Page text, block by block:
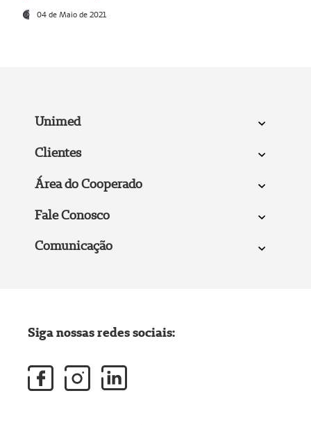
04 de Maio de 2021
Unimed
Clientes
Área do Cooperado
Fale Conosco
Comunicação
Siga nossas redes sociais: